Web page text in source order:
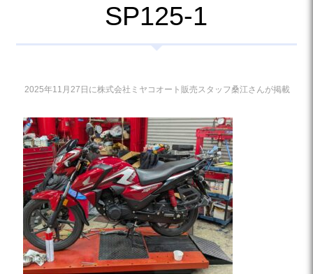
SP125-1
2025年11月27日に株式会社ミヤコオート販売スタッフ桑江さんが掲載